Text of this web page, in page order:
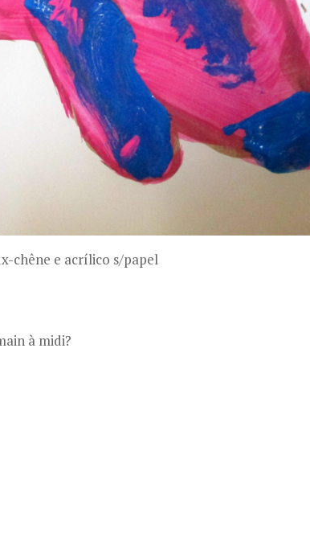
chêne e acrílico s/papel
à midi?